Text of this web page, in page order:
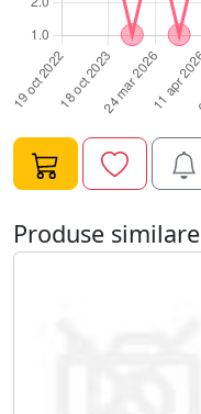
Produse similare